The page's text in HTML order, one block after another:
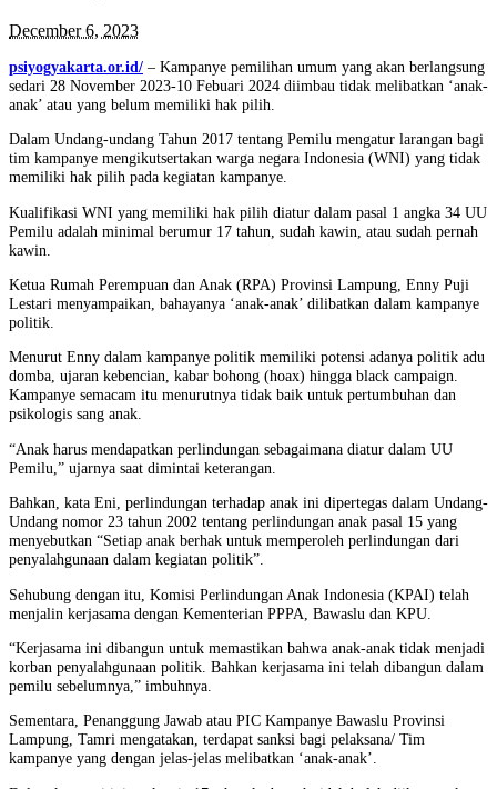
December 6, 2023
psiyogyakarta.or.id/ – Kampanye pemilihan umum yang akan berlangsung
sedari 28 November 2023-10 Febuari 2024 diimbau tidak melibatkan ‘anak-
anak’ atau yang belum memiliki hak pilih.
Dalam Undang-undang Tahun 2017 tentang Pemilu mengatur larangan bagi
tim kampanye mengikutsertakan warga negara Indonesia (WNI) yang tidak
memiliki hak pilih pada kegiatan kampanye.
Kualifikasi WNI yang memiliki hak pilih diatur dalam pasal 1 angka 34 UU
Pemilu adalah minimal berumur 17 tahun, sudah kawin, atau sudah pernah
kawin.
Ketua Rumah Perempuan dan Anak (RPA) Provinsi Lampung, Enny Puji
Lestari menyampaikan, bahayanya ‘anak-anak’ dilibatkan dalam kampanye
politik.
Menurut Enny dalam kampanye politik memiliki potensi adanya politik adu
domba, ujaran kebencian, kabar bohong (hoax) hingga black campaign.
Kampanye semacam itu menurutnya tidak baik untuk pertumbuhan dan
psikologis sang anak.
“Anak harus mendapatkan perlindungan sebagaimana diatur dalam UU
Pemilu,” ujarnya saat dimintai keterangan.
Bahkan, kata Eni, perlindungan terhadap anak ini dipertegas dalam Undang-
Undang nomor 23 tahun 2002 tentang perlindungan anak pasal 15 yang
menyebutkan “Setiap anak berhak untuk memperoleh perlindungan dari
penyalahgunaan dalam kegiatan politik”.
Sehubung dengan itu, Komisi Perlindungan Anak Indonesia (KPAI) telah
menjalin kerjasama dengan Kementerian PPPA, Bawaslu dan KPU.
“Kerjasama ini dibangun untuk memastikan bahwa anak-anak tidak menjadi
korban penyalahgunaan politik. Bahkan kerjasama ini telah dibangun dalam
pemilu sebelumnya,” imbuhnya.
Sementara, Penanggung Jawab atau PIC Kampanye Bawaslu Provinsi
Lampung, Tamri mengatakan, terdapat sanksi bagi pelaksana/ Tim
kampanye yang dengan jelas-jelas melibatkan ‘anak-anak’.